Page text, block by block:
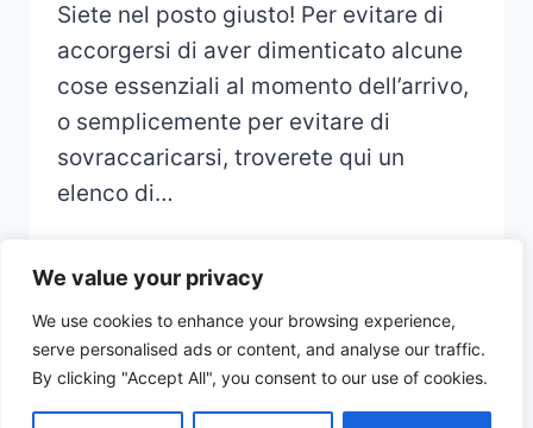
We value your privacy
We use cookies to enhance your browsing experience,
serve personalised ads or content, and analyse our traffic.
By clicking "Accept All", you consent to our use of cookies.
Siete nel posto giusto! Per evitare di
accorgersi di aver dimenticato alcune
cose essenziali al momento dell’arrivo,
o semplicemente per evitare di
sovraccaricarsi, troverete qui un
elenco di…
© 2026 CHECKLIST VOYAGE - Thème
WordPress parKadence WP